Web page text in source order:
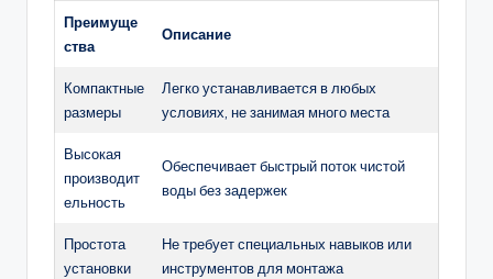
Преимуще
ства
Описание
Компактные
размеры
Легко устанавливается в любых
условиях, не занимая много места
Высокая
производит
ельность
Обеспечивает быстрый поток чистой
воды без задержек
Простота
установки
Не требует специальных навыков или
инструментов для монтажа